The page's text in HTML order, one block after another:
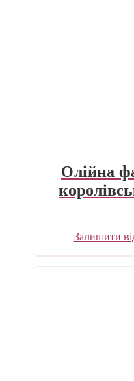
Олійна
Залишити